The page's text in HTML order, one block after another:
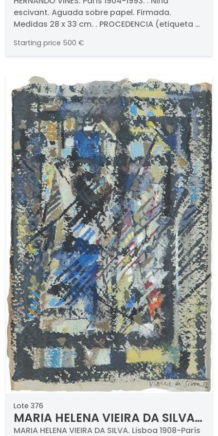
escivant. Aguada sobre papel. Firmada.
Medidas 28 x 33 cm. . PROCEDENCIA (etiqueta al
particular
Starting price 500 €
Lote 376
MARIA HELENA VIEIRA DA SILVA -
Sin título
MARIA HELENA VIEIRA DA SILVA. Lisboa 1908-París